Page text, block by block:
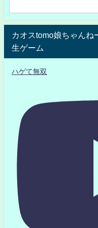
カオスtomo娘ちゃんね
生ゲーム
ハゲて無双